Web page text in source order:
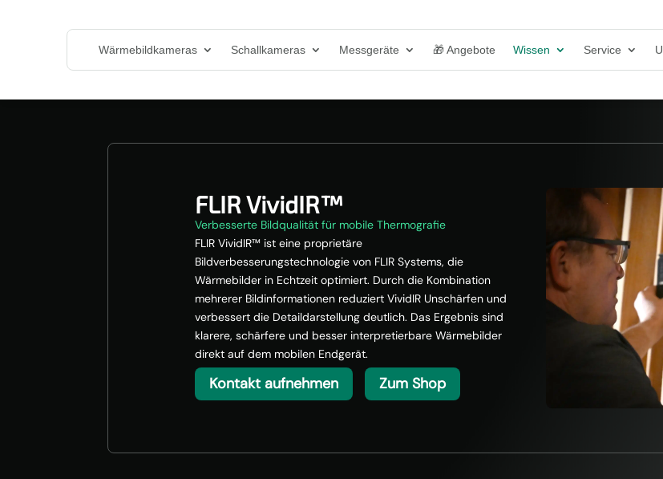
Wärmebildkameras Schallkameras Messgeräte 🎁 Angebote Wissen Service
FLIR VividIR™
Verbesserte Bildqualität für mobile Thermografie
FLIR VividIR™ ist eine proprietäre
Bildverbesserungstechnologie von FLIR Systems, die
Wärmebilder in Echtzeit optimiert. Durch die Kombination
mehrerer Bildinformationen reduziert VividIR Unschärfen und
verbessert die Detaildarstellung deutlich. Das Ergebnis sind
klarere, schärfere und besser interpretierbare Wärmebilder
direkt auf dem mobilen Endgerät.
Kontakt aufnehmen Zum Shop